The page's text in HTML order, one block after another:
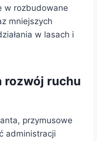
w rozbudowane
mniejszych
w lasach i
rozwój ruchu
przymusowe
administracji